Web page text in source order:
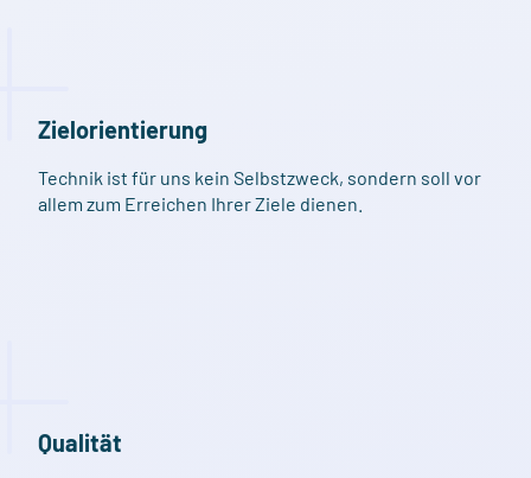
Zielorientierung
Technik ist für uns kein Selbstzweck, sondern soll vor
allem zum Erreichen Ihrer Ziele dienen.
Qualität